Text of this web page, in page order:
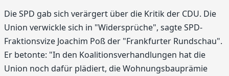
Die SPD gab sich verärgert über die Kritik der CDU. Die
Union verwickle sich in "Widersprüche", sagte SPD-
Fraktionsvize Joachim Poß der "Frankfurter Rundschau".
Er betonte: "In den Koalitionsverhandlungen hat die
Union noch dafür plädiert, die Wohnungsbauprämie